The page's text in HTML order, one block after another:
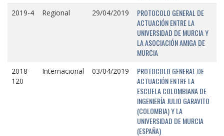
2019-4 Regional 29/04/2019
PROTOCOLO GENERAL DE
ACTUACIÓN ENTRE LA
UNIVERSIDAD DE MURCIA Y
LA ASOCIACIÓN AMIGA DE
MURCIA
2018-
120
Internacional 03/04/2019
PROTOCOLO GENERAL DE
ACTUACIÓN ENTRE LA
ESCUELA COLOMBIANA DE
INGENIERÍA JULIO GARAVITO
(COLOMBIA) Y LA
UNIVERSIDAD DE MURCIA
(ESPAÑA)